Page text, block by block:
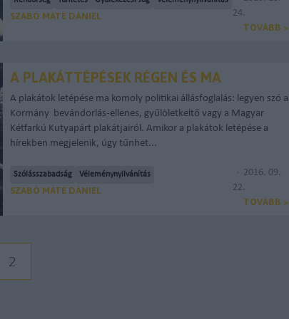
SZABÓ MÁTÉ DÁNIEL
24.
TOVÁBB >
A PLAKÁTTÉPÉSEK RÉGEN ÉS MA
A plakátok letépése ma komoly politikai állásfoglalás: legyen szó a
Kormány bevándorlás-ellenes, gyűlöletkeltő vagy a Magyar
Kétfarkú Kutyapárt plakátjairól. Amikor a plakátok letépése a
hírekben megjelenik, úgy tűnhet...
Szólásszabadság Véleménynyilvánítás
SZABÓ MÁTÉ DÁNIEL
2016. 09.
22.
TOVÁBB >
2